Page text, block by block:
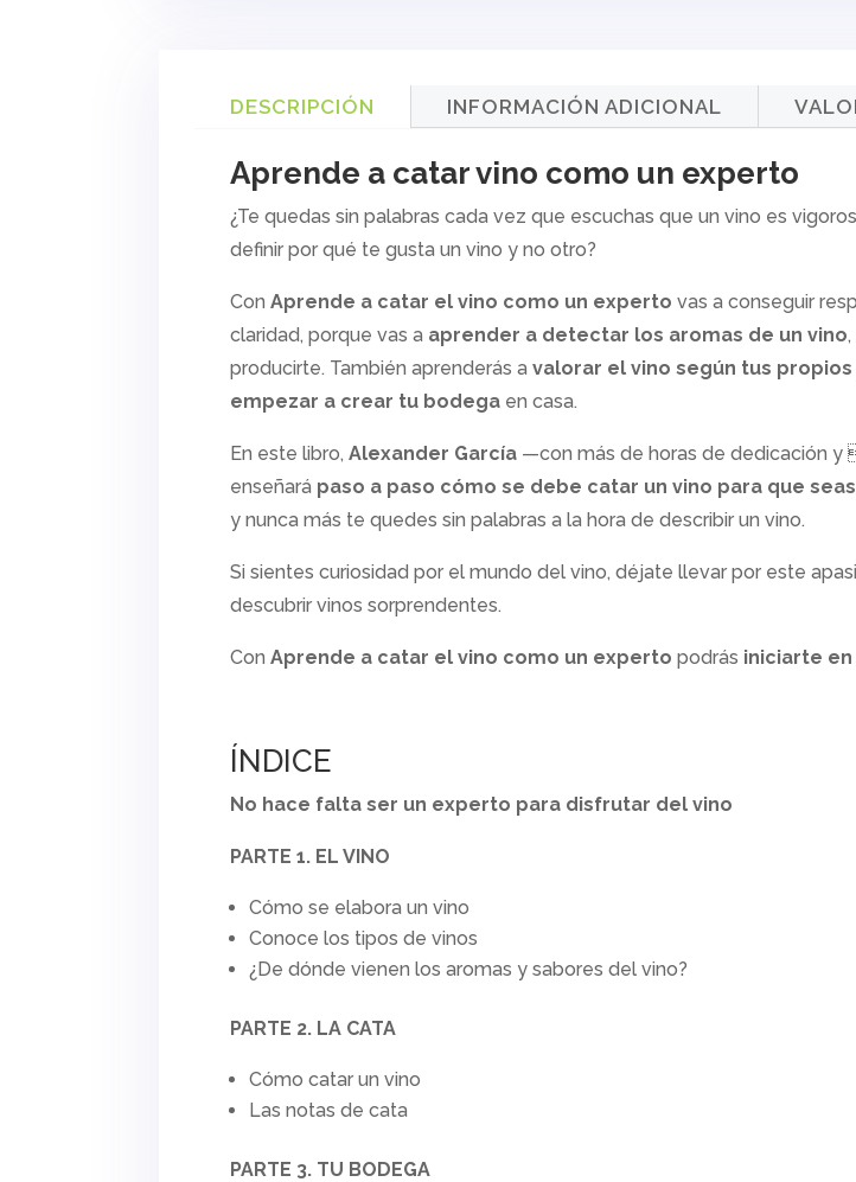
DESCRIPCIÓN INFORMACIÓN ADICIONAL
Aprende a catar vino como un experto
¿Te quedas sin palabras cada vez que escuchas que un vino es
definir por qué te gusta un vino y no otro?
ConAprende a catar el vino como un experto vas a conseguir
claridad, porque vas a aprender a detectar los aromas de un vino
producirte. También aprenderás avalorar el vino según tus
empezar a crear tu bodega en casa.
En este libro,Alexander García —con más de horas de dedicación
enseñará paso a paso cómo se debe catar un vino para que
y nunca más te quedes sin palabras a la hora de describir un vino.
Si sientes curiosidad por el mundo del vino, déjate llevar por este
descubrir vinos sorprendentes.
ConAprende a catar el vino como un experto podrás iniciarte
ÍNDICE
No hace falta ser un experto para disfrutar del vino
PARTE 1. EL VINO
Cómo se elabora un vino
Conoce los tipos de vinos
¿De dónde vienen los aromas y sabores del vino?
PARTE 2. LA CATA
Cómo catar un vino
Las notas de cata
PARTE 3. TU BODEGA